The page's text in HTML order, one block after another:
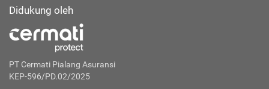
Didukung oleh
PT Cermati Pialang Asuransi
KEP-596/PD.02/2025